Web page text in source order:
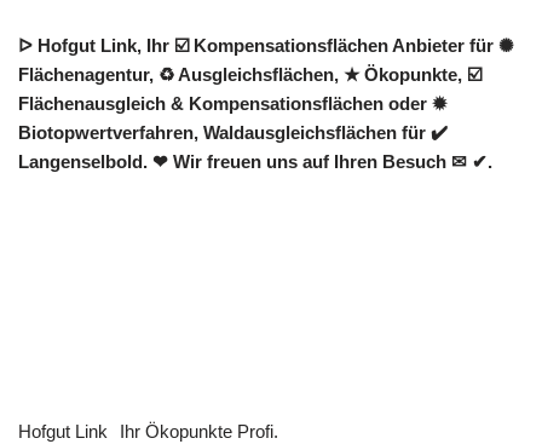
ᐅ Hofgut Link, Ihr ☑️ Kompensationsflächen Anbieter für ✺
Flächenagentur, ♻ Ausgleichsflächen, ★ Ökopunkte, ☑️
Flächenausgleich & Kompensationsflächen oder ✹
Biotopwertverfahren, Waldausgleichsflächen für ✔️
Langenselbold. ❤ Wir freuen uns auf Ihren Besuch ✉ ✔.
Hofgut Link Ihr Ökopunkte Profi.